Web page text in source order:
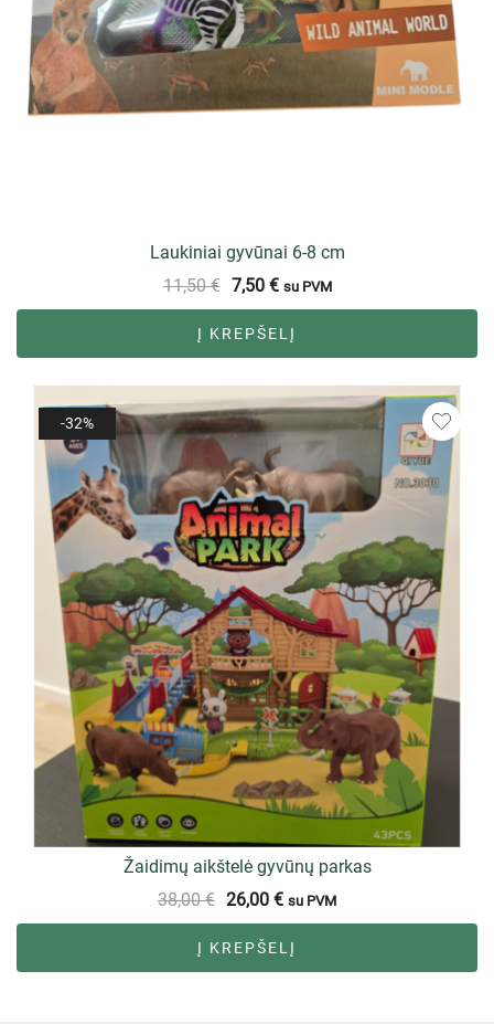
Laukiniai gyvūnai 6-8 cm
11,50€ 7,50 € su PVM
Į KREPŠELĮ
-32%
Žaidimų aikštelė gyvūnų parkas
38,00€ 26,00 € su PVM
Į KREPŠELĮ